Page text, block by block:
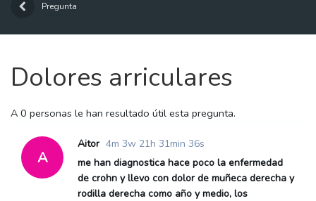
Pregunta
Dolores arriculares
A 0 personas le han resultado útil esta pregunta.
A
Aitor 4m 3w 21h 31min 36s
me han diagnostica hace poco la enfermedad
de crohn y llevo con dolor de muñeca derecha y
rodilla derecha como año y medio, los